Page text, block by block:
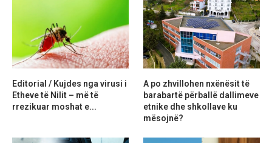
Editorial / Kujdes nga virusi i
Etheve të Nilit – më të
rrezikuar moshat e...
A po zhvillohen nxënësit të
barabartë përballë dallimeve
etnike dhe shkollave ku
mësojnë?